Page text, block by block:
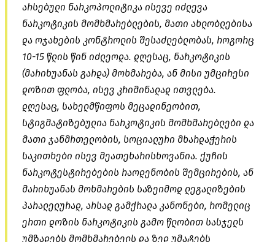
არსებული ნარკოპოლიტიკა ისევე იძლევა
ნარკოტიკის მომხმარებლების, მათი ახლობლებისა
და ოჯახების კონტროლის შესაძლებლობას, როგორც
10-15 წლის წინ იძლეოდა. დღესაც, ნარკოტიკის
(მარიხუანას გარდა) მოხმარება, ან მისი უმცირესი
დოზით ფლობა, ისევ კრიმინალად ითვლება.
დღესაც, სახელმწიფოს მეცადინეობით,
სტიგმატიზებულია ნარკოტიკის მომხმარებლები და
მათი ჯანმრთელობის, სოციალური მხარდაჭერის
საკითხები ისევ მეათეხარისხოვანია. ქუჩის
ნარკოტესტირებების რაოდენობის შემცირების, ან
მარიხუანას მოხმარების საზეიმოდ ლეგალიზების
პარალელურად, არსად გამქრალა კანონები, რომელიც
ერთი დოზის ნარკოტიკის გამო წლობით სასჯელს
უმზადებს მომხმარებელს და ზედ უმატებს